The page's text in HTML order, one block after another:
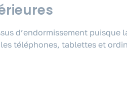
d’endormissement
téléphones, tablettes et